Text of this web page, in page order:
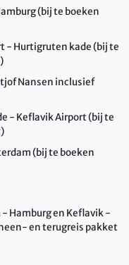
(bij te boeken
- Hurtigruten kade (bij te
Nansen inclusief
- Keflavik Airport (bij te
(bij te boeken
Hamburg en Keflavik -
en terugreis pakket